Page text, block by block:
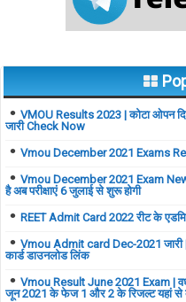
VMOU Results 2023 | कोटा ओपन
जारी Check Now
Vmou December 2021 Exams
Vmou December 2021 Exam
है अब परीक्षाएं 6 जुलाई से शुरू होगी
REET Admit Card 2022 रीट के
Vmou Admit card Dec-2021
कार्ड डाउनलोड लिंक
Vmou Result June 2021 Exam |
जून 2021 के फेज 1 और 2 के रिजल्ट यहां से